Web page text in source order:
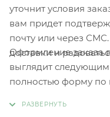
уточнит условия
вам придет
почту или через СМС.
доставки и
Оформление заказа
выглядит
полностью форму по